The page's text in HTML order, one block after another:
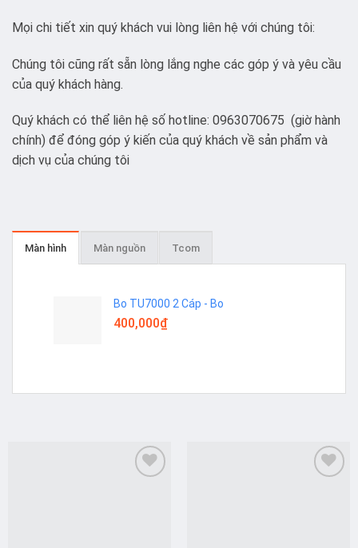
Mọi chi tiết xin quý khách vui lòng liên hệ với chúng tôi:
Chúng tôi cũng rất sẵn lòng lắng nghe các góp ý và yêu cầu
của quý khách hàng.
Quý khách có thể liên hệ số hotline: 0963070675 (giờ hành
chính) để đóng góp ý kiến của quý khách về sản phẩm và
dịch vụ của chúng tôi
Màn hình Màn nguồn Tcom
Bo TU7000 2 Cáp - Bo
400,000₫